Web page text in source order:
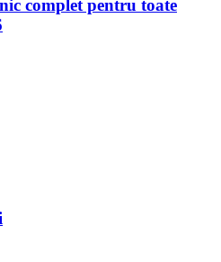
complet pentru toate